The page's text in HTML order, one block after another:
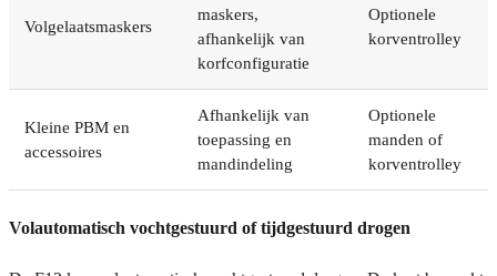
Volgelaatsmaskers
maskers,
afhankelijk van
korfconfiguratie
Optionele
korventrolley
Kleine PBM en
accessoires
Afhankelijk van
toepassing en
mandindeling
Optionele
manden of
korventrolley
Volautomatisch vochtgestuurd of tijdgestuurd drogen